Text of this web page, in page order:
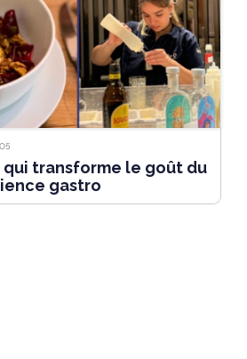
qui transforme le goût du
gastro